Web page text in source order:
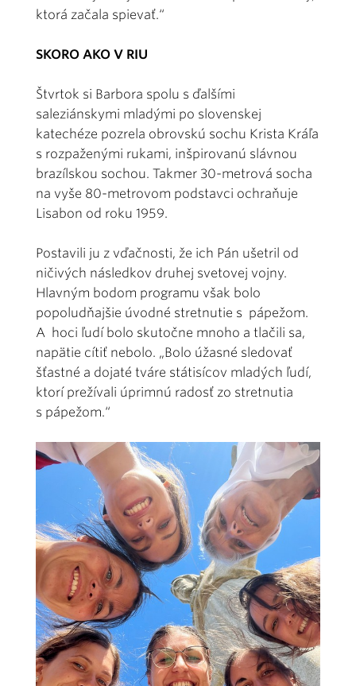
ktorá začala spievať.“
SKORO AKO V RIU
Štvrtok si Barbora spolu s ďalšími
saleziánskymi mladými po slovenskej
katechéze pozrela obrovskú sochu Krista Kráľa
s rozpaženými rukami, inšpirovanú slávnou
brazílskou sochou. Takmer 30-metrová socha
na vyše 80-metrovom podstavci ochraňuje
Lisabon od roku 1959.
Postavili ju z vďačnosti, že ich Pán ušetril od
ničivých následkov druhej svetovej vojny.
Hlavným bodom programu však bolo
popoludňajšie úvodné stretnutie s pápežom.
A hoci ľudí bolo skutočne mnoho a tlačili sa,
napätie cítiť nebolo. „Bolo úžasné sledovať
šťastné a dojaté tváre státisícov mladých ľudí,
ktorí prežívali úprimnú radosť zo stretnutia
s pápežom.“